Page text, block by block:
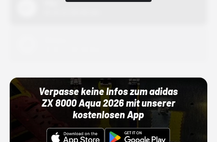
Verpasse keine Infos zum adidas
ZX 8000 Aqua 2026 mit unserer
kostenlosen App